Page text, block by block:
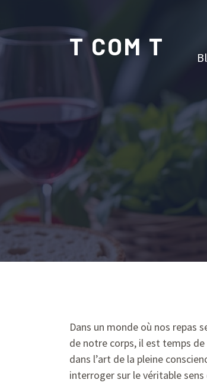
T COM T
Dans un monde où nos repas
de notre corps, il est temps de
dans l’art de la pleine
interroger sur le véritable